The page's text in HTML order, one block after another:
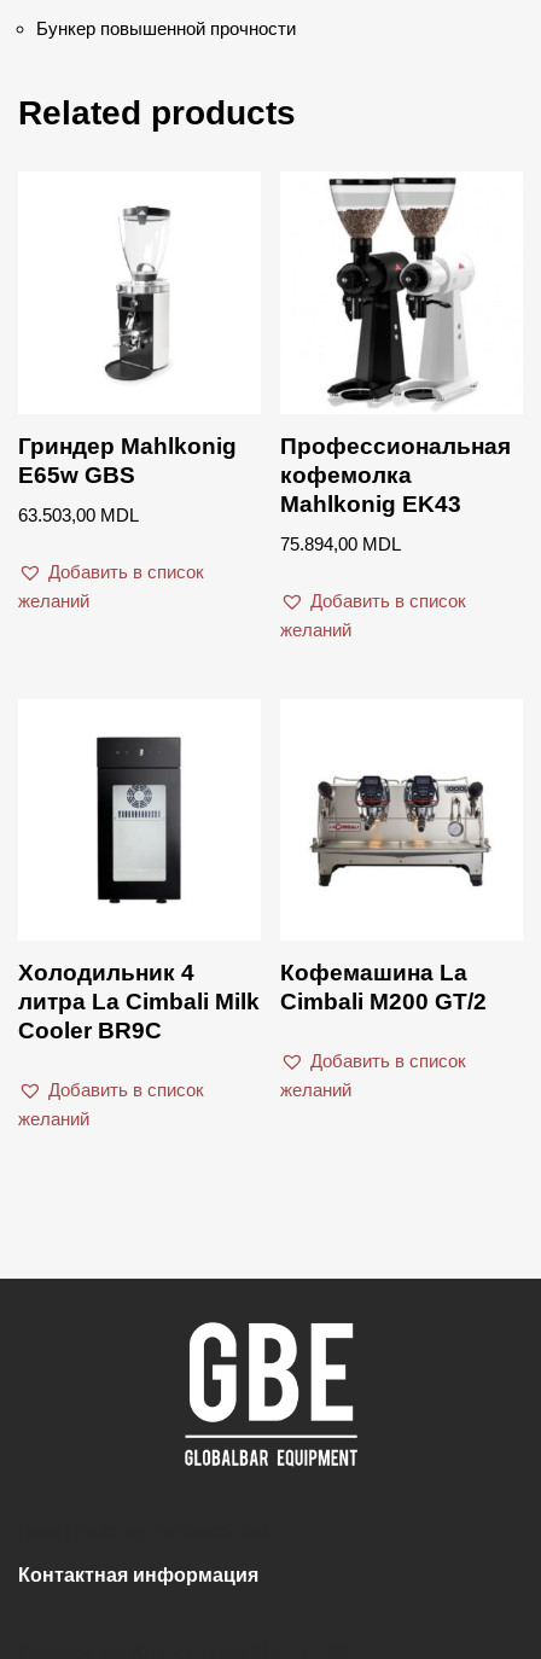
Бункер повышенной прочности
Related products
Гриндер Mahlkonig
E65w GBS
63.503,00 MDL
Добавить в список
желаний
Профессиональная
кофемолка
Mahlkonig EK43
75.894,00 MDL
Добавить в список
желаний
Холодильник 4
литра La Cimbali Milk
Cooler BR9C
Добавить в список
желаний
Кофемашина La
Cimbali M200 GT/2
Добавить в список
желаний
Контактная информация